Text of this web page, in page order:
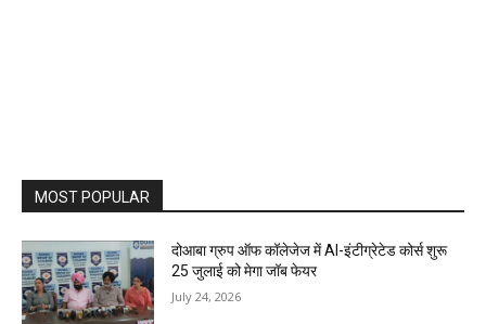
MOST POPULAR
दोआबा ग्रुप ऑफ कॉलेजेज में AI-इंटीग्रेटेड कोर्स शुरू
25 जुलाई को मेगा जॉब फेयर
July 24, 2026